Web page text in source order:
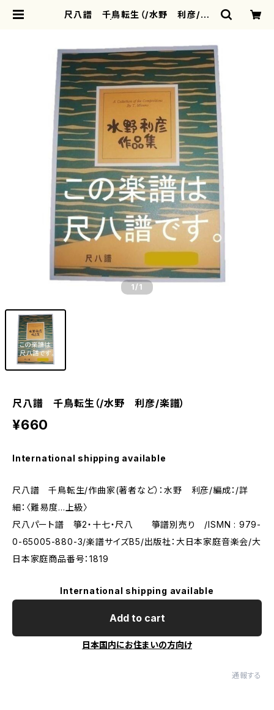
尺八譜 千鳥転生（/水野 利彦/楽
1/1
尺八譜 千鳥転生（/水野 利彦/楽譜）
¥660
International shipping available
尺八譜 千鳥転生/作曲家(著者など）：水野 利彦/編成：/詳
細：〈難易度…上級〉
尺八パート譜 箏2・十七・尺八 箏譜別売り /ISMN : 979-
0-65005-880-3/楽譜サイズB5/出版社：大日本家庭音楽会/大
日本家庭商品番号：1819
International shipping available
Add to cart
日本国内にお住まいの方向け
通報する